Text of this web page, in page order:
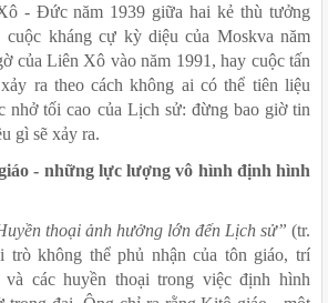
- Đức năm 1939 giữa hai kẻ thù tưởng
cuộc kháng cự kỳ diệu của Moskva năm
của Liên Xô vào năm 1991, hay cuộc tấn
ra theo cách không ai có thể tiên liệu
nhở tối cao của Lịch sử: đừng bao giờ tin
gì sẽ xảy ra.
- những lực lượng vô hình định hình
thoại ảnh hưởng lớn đến Lịch sử” (tr.
trò không thể phủ nhận của tôn giáo, trí
các huyền thoại trong việc định hình